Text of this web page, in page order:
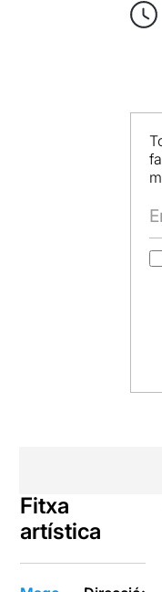
Fitxa
artística